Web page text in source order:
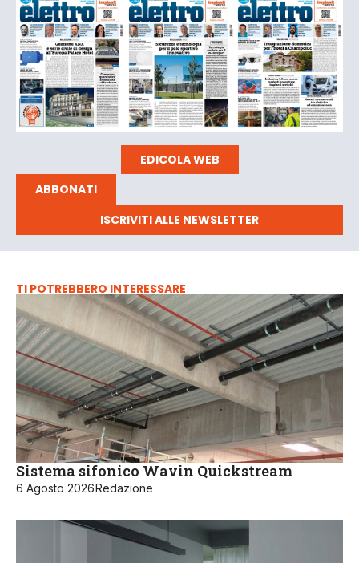
EDICOLA WEB
ABBONATI
ISCRIVITI ALLE NEWSLETTER
TI POTREBBERO INTERESSARE
Sistema sifonico Wavin Quickstream
6 Agosto 2026Redazione